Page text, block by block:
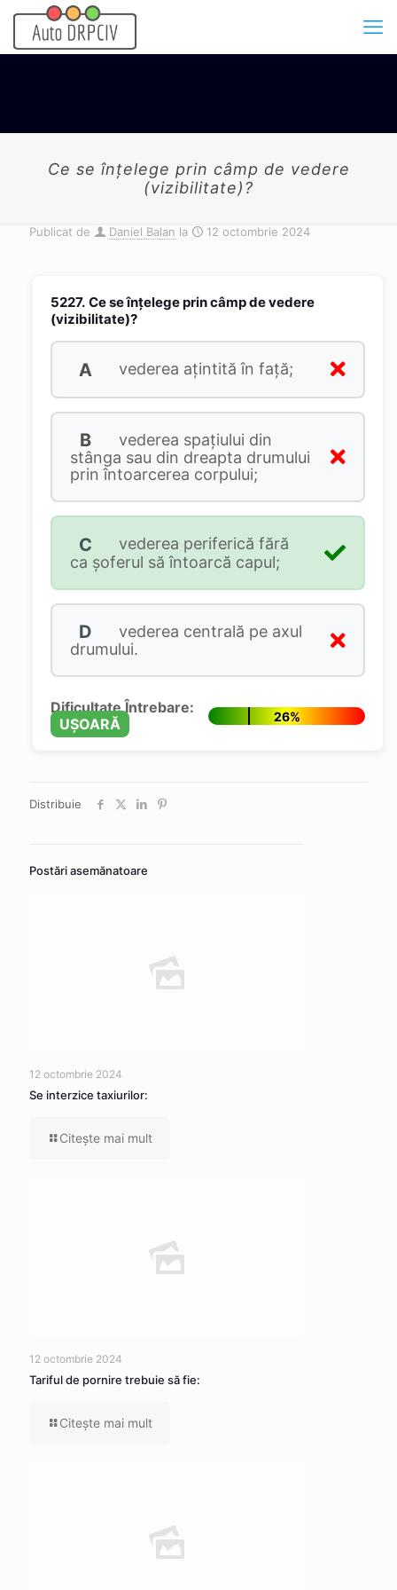
Ce se înţelege prin câmp de vedere
(vizibilitate)?
Publicat de Daniel Balan la 12 octombrie 2024
5227. Ce se înţelege prin câmp de vedere
(vizibilitate)?
A vederea aţintită în faţă;
B
vederea spaţiului din
stânga sau din dreapta drumului
prin întoarcerea corpului;
C
vederea periferică fără
ca şoferul să întoarcă capul;
D
vederea centrală pe axul
drumului.
Dificultate Întrebare:
UȘOARĂ
26%
Distribuie
Postări asemănatoare
12 octombrie 2024
Se interzice taxiurilor:
Citeşte mai mult
12 octombrie 2024
Tariful de pornire trebuie să fie:
Citeşte mai mult